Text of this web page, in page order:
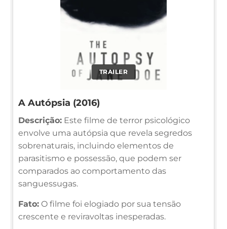
TRAILER
A Autópsia (2016)
Descrição: Este filme de terror psicológico
envolve uma autópsia que revela segredos
sobrenaturais, incluindo elementos de
parasitismo e possessão, que podem ser
comparados ao comportamento das
sanguessugas.
Fato: O filme foi elogiado por sua tensão
crescente e reviravoltas inesperadas.